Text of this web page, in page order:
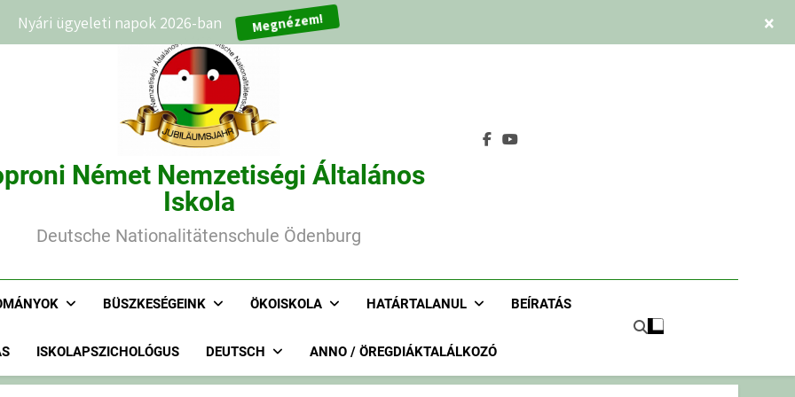
Német Nemzetiségi Általános
Iskola
Deutsche Nationalitätenschule Ödenburg
BÜSZKESÉGEINK ÖKOISKOLA HATÁRTALANUL BEÍRATÁS
ISKOLAPSZICHOLÓGUS DEUTSCH ANNO / ÖREGDIÁKTALÁLKOZÓ
Nyári ügyeleti napok 2026-ban Megnézem! ×